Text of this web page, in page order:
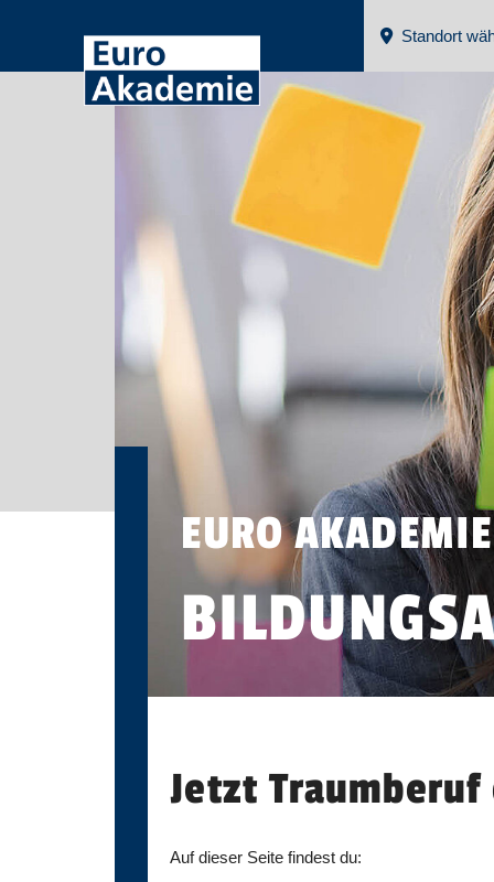
Standort
EURO AKADEMIE
Jetzt
Auf dieser Seite findest du: